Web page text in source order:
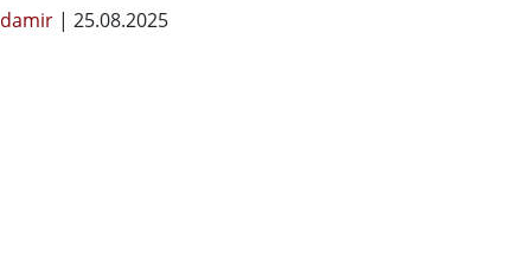
damir | 25.08.2025